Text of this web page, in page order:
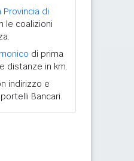
Provincia di
le coalizioni
di prima
distanze in km.
indirizzo e
Bancari.